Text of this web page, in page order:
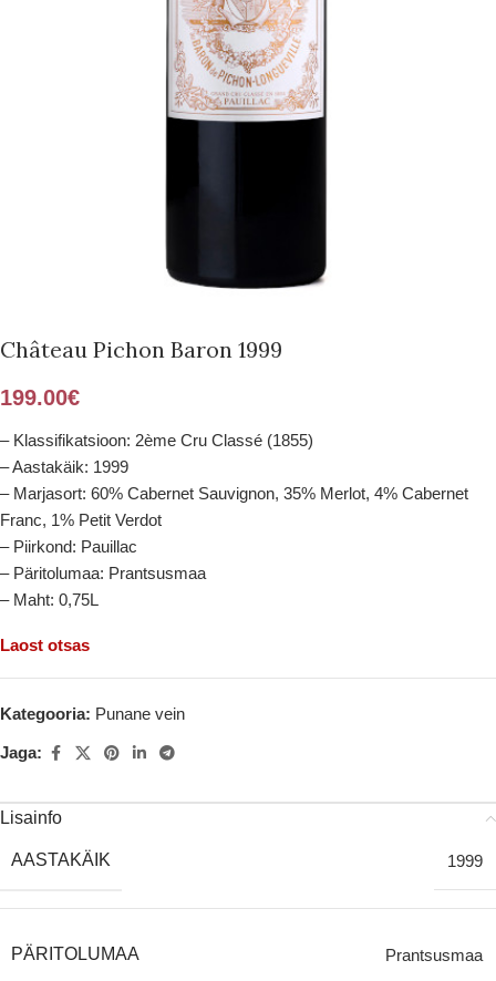
Château Pichon Baron 1999
199.00€
– Klassifikatsioon: 2ème Cru Classé (1855)
– Aastakäik: 1999
– Marjasort: 60% Cabernet Sauvignon, 35% Merlot, 4% Cabernet
Franc, 1% Petit Verdot
– Piirkond: Pauillac
– Päritolumaa: Prantsusmaa
– Maht: 0,75L
Laost otsas
Kategooria: Punane vein
Jaga:
Lisainfo
AASTAKÄIK 1999
PÄRITOLUMAA Prantsusmaa